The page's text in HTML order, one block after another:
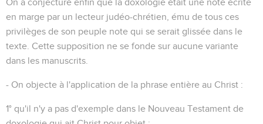
On a conjecturé enfin que la doxologie était une note écrite
en marge par un lecteur judéo-chrétien, ému de tous ces
privilèges de son peuple note qui se serait glissée dans le
texte. Cette supposition ne se fonde sur aucune variante
dans les manuscrits.
- On objecte à l'application de la phrase entière au Christ :
1° qu'il n'y a pas d'exemple dans le Nouveau Testament de